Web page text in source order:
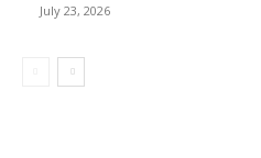
July 23, 2026